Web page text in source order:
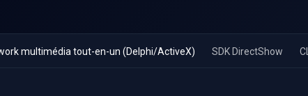
multimédia tout-en-un (Delphi/ActiveX) SDK DirectShow